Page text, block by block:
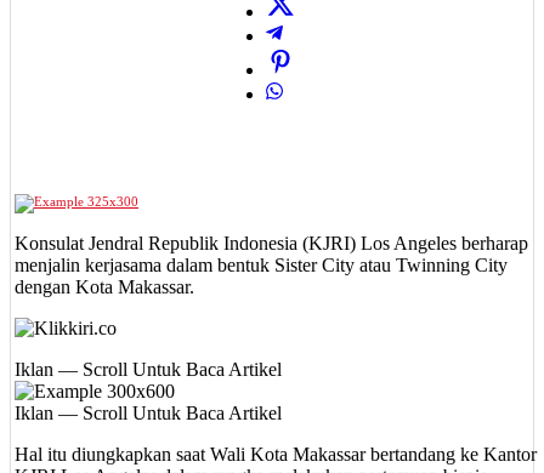
Konsulat Jendral Republik Indonesia (KJRI) Los Angeles berharap
menjalin kerjasama dalam bentuk Sister City atau Twinning City
dengan Kota Makassar.
Iklan — Scroll Untuk Baca Artikel
Iklan — Scroll Untuk Baca Artikel
Hal itu diungkapkan saat Wali Kota Makassar bertandang ke Kantor